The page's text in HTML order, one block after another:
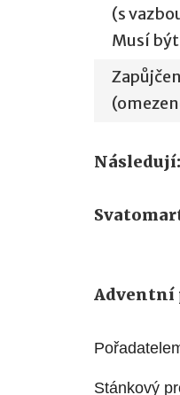
(s
Musí
Následují:
Adventní
Stánkový